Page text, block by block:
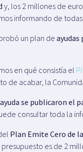
y, los 2 millones de
informando de
un plan deayudas
en qué consistía el
de acabar, la
se publicaron el
consultar toda la
Plan Emite Cero de
presupuesto es de 2